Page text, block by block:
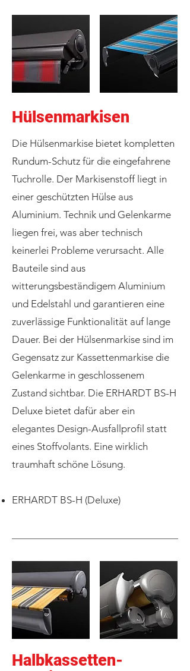
Hülsenmarkisen
Die Hülsenmarkise bietet kompletten
Rundum-Schutz für die eingefahrene
Tuchrolle. Der Markisenstoff liegt in
einer geschützten Hülse aus
Aluminium. Technik und Gelenkarme
liegen frei, was aber technisch
keinerlei Probleme verursacht. Alle
Bauteile sind aus
witterungsbeständigem Aluminium
und Edelstahl und garantieren eine
zuverlässige Funktionalität auf lange
Dauer. Bei der Hülsenmarkise sind im
Gegensatz zur Kassettenmarkise die
Gelenkarme in geschlossenem
Zustand sichtbar. Die ERHARDT BS-H
Deluxe bietet dafür aber ein
elegantes Design-Ausfallprofil statt
eines Stoffvolants. Eine wirklich
traumhaft schöne Lösung.
ERHARDT BS-H (Deluxe)
Halbkassetten-